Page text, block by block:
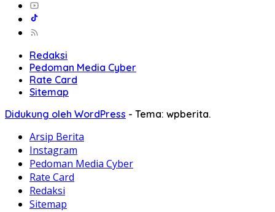
Redaksi
Pedoman Media Cyber
Rate Card
Sitemap
Didukung oleh WordPress - Tema: wpberita.
Arsip Berita
Instagram
Pedoman Media Cyber
Rate Card
Redaksi
Sitemap